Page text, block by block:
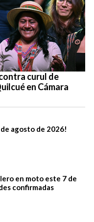
curul de
en Cámara
agosto de 2026!
en moto este 7 de
confirmadas